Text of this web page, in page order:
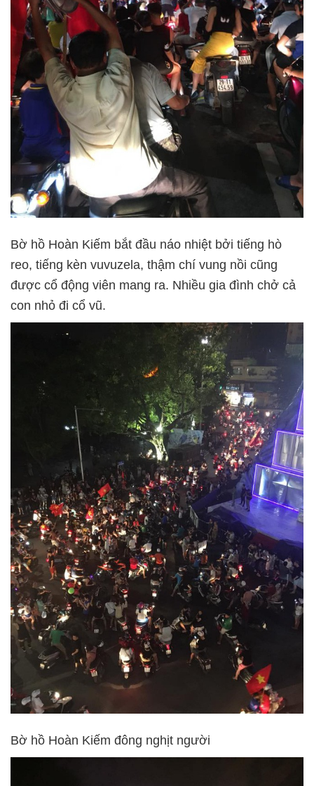
Bờ hồ Hoàn Kiếm bắt đầu náo nhiệt bởi tiếng hò
reo, tiếng kèn vuvuzela, thậm chí vung nồi cũng
được cổ động viên mang ra. Nhiều gia đình chở cả
con nhỏ đi cổ vũ.
Bờ hồ Hoàn Kiếm đông nghịt người